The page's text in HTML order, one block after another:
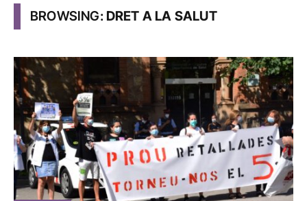
BROWSING:DRET A LA SALUT